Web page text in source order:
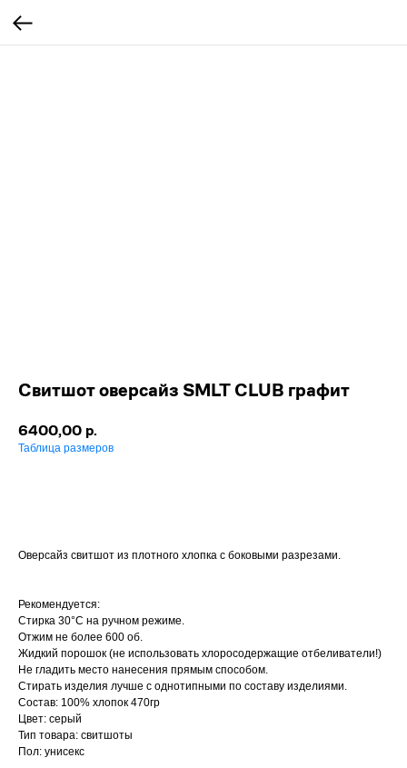
Свитшот оверсайз SMLT CLUB графит
6400,00 р.
Таблица размеров
Оверсайз свитшот из плотного хлопка с боковыми разрезами.
Рекомендуется:
Стирка 30°С на ручном режиме.
Отжим не более 600 об.
Жидкий порошок (не использовать хлоросодержащие отбеливатели!)
Не гладить место нанесения прямым способом.
Стирать изделия лучше с однотипными по составу изделиями.
Состав: 100% хлопок 470гр
Цвет: серый
Тип товара: свитшоты
Пол: унисекс